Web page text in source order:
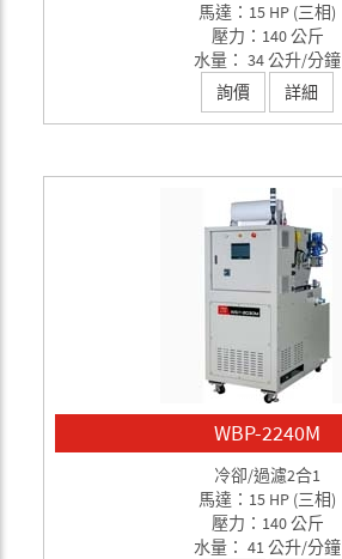
馬達：15 HP (三相)
壓力：140 公斤
水量： 34 公升/分鐘
詢價
詳細
WBP-2240M
冷卻/過濾2合1
馬達：15 HP (三相)
壓力：140 公斤
水量： 41 公升/分鐘